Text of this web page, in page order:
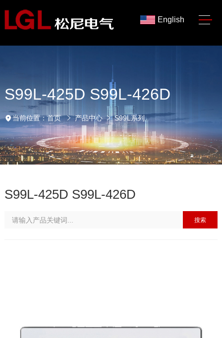
English
S99L-425D S99L-426D
当前位置：首页 产品中心 S99L系列
S99L-425D S99L-426D
搜索